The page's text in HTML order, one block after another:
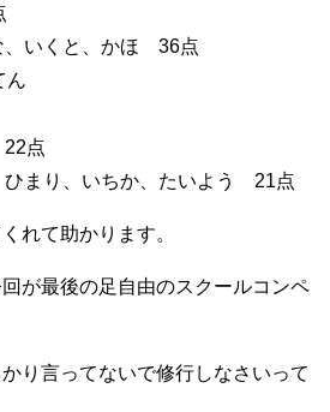
いくと、かほ 36点
点
まり、いちか、たいよう 21点
れて助かります。
が最後の足自由のスクールコンペ
り言ってないで修行しなさいって